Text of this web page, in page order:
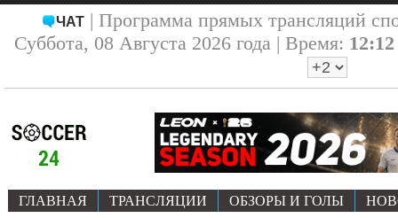
ЧАТ| Программа прямых трансляций
Суббота, 08 Августа 2026 года | Время: 12:12
ГЛАВНАЯ ТРАНСЛЯЦИИ ОБЗОРЫ И ГОЛЫ